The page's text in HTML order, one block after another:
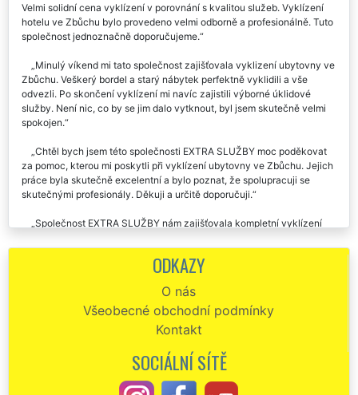
Velmi solidní cena vyklízení v porovnání s kvalitou služeb. Vyklízení
hotelu ve Zbůchu bylo provedeno velmi odborně a profesionálně. Tuto
společnost jednoznačně doporučujeme.
Minulý víkend mi tato společnost zajišťovala vyklizení ubytovny ve
Zbůchu. Veškerý bordel a starý nábytek perfektně vyklidili a vše
odvezli. Po skončení vyklízení mi navíc zajistili výborné úklidové
služby. Není nic, co by se jim dalo vytknout, byl jsem skutečně velmi
spokojen.
Chtěl bych jsem této společnosti EXTRA SLUŽBY moc poděkovat
za pomoc, kterou mi poskytli při vyklízení ubytovny ve Zbůchu. Jejich
práce byla skutečně excelentní a bylo poznat, že spolupracuji se
skutečnými profesionály. Děkuji a určitě doporučuji.
Společnost EXTRA SLUŽBY nám zajišťovala kompletní vyklízení
cena za vyklízení. Doporučujeme.
Potřebovali jsme, aby se nám postarali o kompletní vyklízení hotelu ve
Zbůchu. Předběžně jsme počítali, že vyklízecí práce budou trvat
zhruba 3 týdny. Bylo opravdu velké překvapení, že společnost EXTRA
SLUŽBY nám byla schopná veškeré vyklízecí práce celého hotelu
zajistit za 6 dní, a to včetně ekologické likvidace veškerých
vyklizených předmětů a vybavení. Obě party této franchisové sítě byli
skuteční odborníci. Velmi by jsme je chtěli pochválit za jejich
ODKAZY
O nás
Všeobecné obchodní podmínky
Kontakt
SOCIÁLNÍ SÍTĚ